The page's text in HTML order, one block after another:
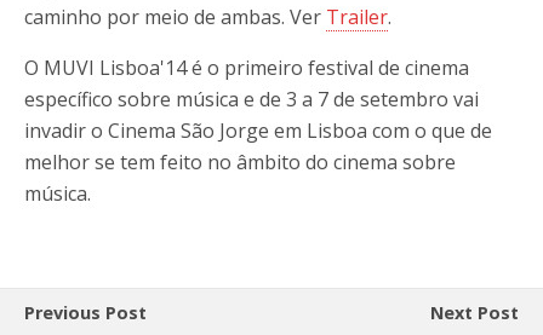
caminho por meio de ambas. Ver Trailer.
O MUVI Lisboa'14 é o primeiro festival de cinema
específico sobre música e de 3 a 7 de setembro vai
invadir o Cinema São Jorge em Lisboa com o que de
melhor se tem feito no âmbito do cinema sobre
música.
Previous Post
Next Post